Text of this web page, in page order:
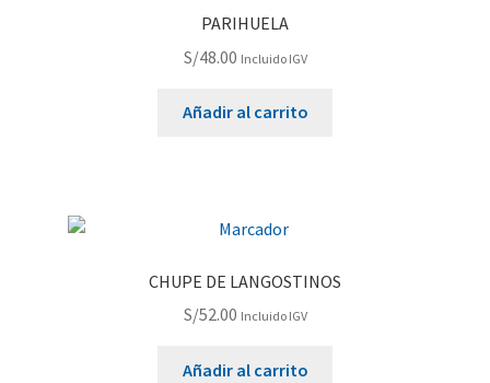
PARIHUELA
S/48.00 Incluido IGV
Añadir al carrito
CHUPE DE LANGOSTINOS
S/52.00 Incluido IGV
Añadir al carrito